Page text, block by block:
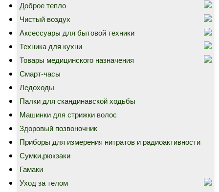
Доброе тепло
Чистый воздух
Аксессуары для бытовой техники
Техника для кухни
Товары медицинского назначения
Смарт-часы
Ледоходы
Палки для скандинавской ходьбы
Машинки для стрижки волос
Здоровый позвоночник
Приборы для измерения нитратов и радиоактивности
Сумки,рюкзаки
Гамаки
Уход за телом